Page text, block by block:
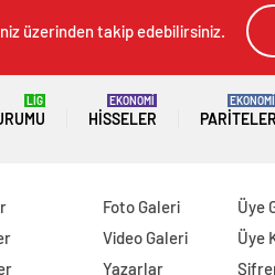
üzerinden takip edebilirsiniz.
LİG
HISSELER
EKONOMİ
PARITELER
EKONOMİ
Foto Galeri
Video Galeri
Yazarlar
Üye
Üye